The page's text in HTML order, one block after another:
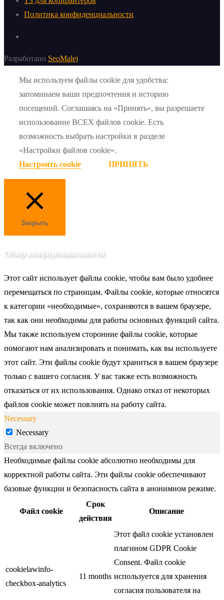
Политика конфиденциальности
Разработано SeoMalej
Мы используем файлы cookie для удобства:
запоминаем ваши предпочтения и историю
посещений. Соглашаясь на «Принять», вы разрешаете
использование ВСЕХ файлов cookie. Есть
возможность выбрать настройки в разделе
«Настройки файлов cookie».
Настроить cookie
ПРИНЯТЬ
Закрыть
Обзор конфиденциальности
Этот сайт использует файлы cookie, чтобы вам было удобнее
перемещаться по страницам. Файлы cookie, которые относятся
к категории «необходимые», сохраняются в вашем браузере,
так как они необходимы для работы основных функций сайта.
Мы также используем сторонние файлы cookie, которые
помогают нам анализировать и понимать, как вы используете
этот сайт. Эти файлы cookie будут храниться в вашем браузере
только с вашего согласия. У вас также есть возможность
отказаться от их использования. Однако отказ от некоторых
файлов cookie может повлиять на работу сайта.
Necessary
Necessary
Всегда включено
Необходимые файлы cookie абсолютно необходимы для
корректной работы сайта. Эти файлы cookie обеспечивают
базовые функции и безопасность сайта в анонимном режиме.
Файл cookie
Срок
действия
Описание
cookielawinfo-
checkbox-analytics
11 months
Этот файл cookie установлен
плагином GDPR Cookie
Consent. Файл cookie
используется для хранения
согласия пользователя на